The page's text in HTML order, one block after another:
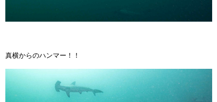
真横からのハンマー！！